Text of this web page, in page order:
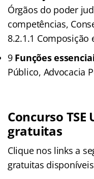
Órgãos do poder
competências,
8.2.1.1 Composição
9 Funções
Público, Advocacia
Concurso
gratuitas
Clique nos links a
gratuitas